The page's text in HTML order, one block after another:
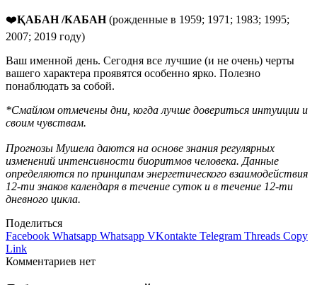
❤️ҚАБАН /КАБАН(рожденные в 1959; 1971; 1983; 1995;
2007; 2019 году)
Ваш именной день. Сегодня все лучшие (и не очень) черты
вашего характера проявятся особенно ярко. Полезно
понаблюдать за собой.
*Смайлом отмечены дни, когда лучше довериться интуиции и
своим чувствам.
Прогнозы Мушела даются на основе знания регулярных
изменений интенсивности биоритмов человека. Данные
определяются по принципам энергетического взаимодействия
12-ти знаков календаря в течение суток и в течение 12-ти
дневного цикла.
Поделиться
Facebook Whatsapp Whatsapp VKontakte Telegram Threads Copy
Link
Комментариев нет